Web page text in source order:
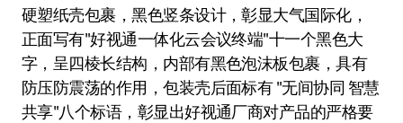
硬塑纸壳包裹，黑色竖条设计，彰显大气国际化，
正面写有"好视通一体化云会议终端"十一个黑色大
字，呈四棱长结构，内部有黑色泡沫板包裹，具有
防压防震荡的作用，包装壳后面标有 "无间协同 智慧
共享"八个标语，彰显出好视通厂商对产品的严格要